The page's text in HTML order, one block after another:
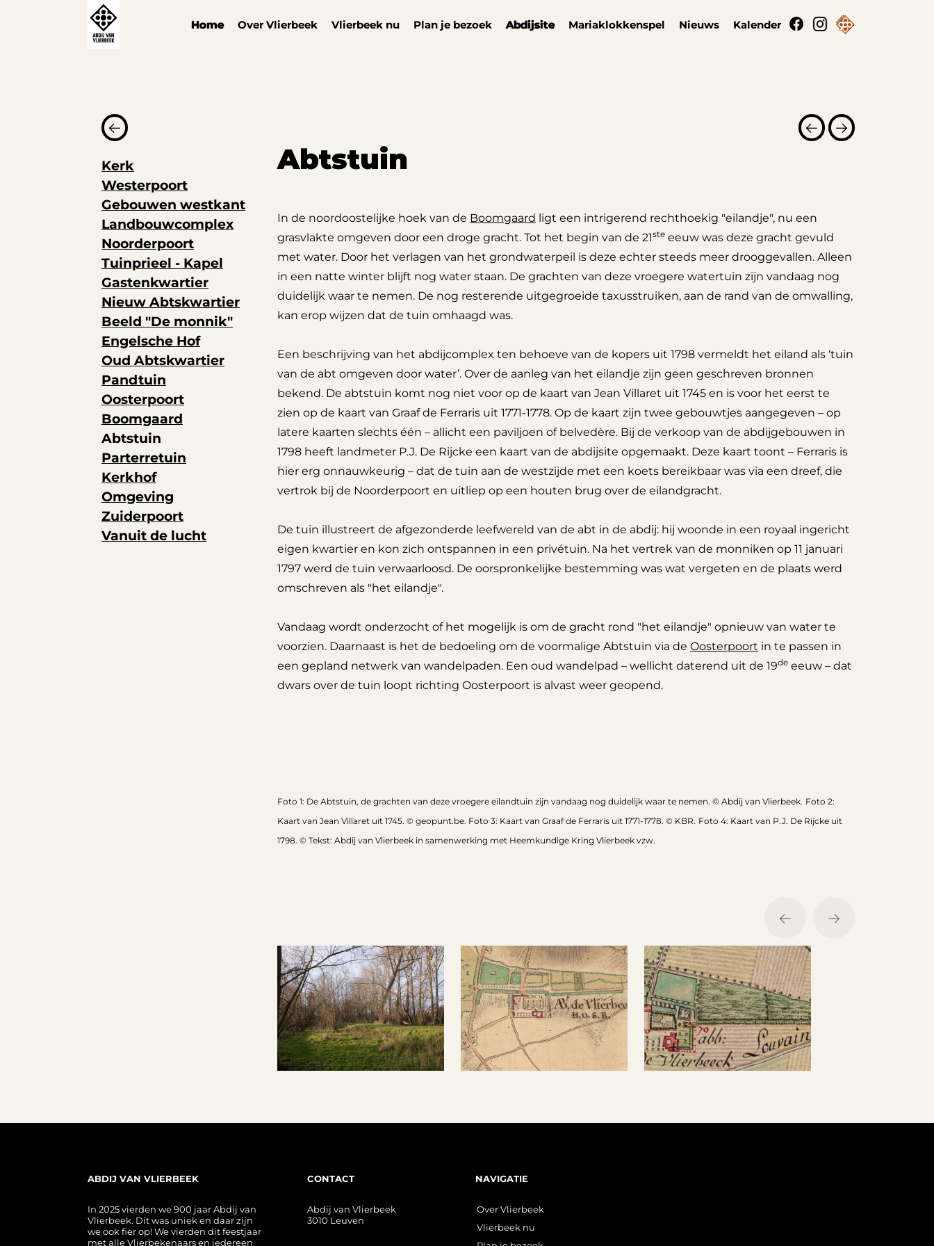
Home Over Vlierbeek Vlierbeek nu Plan je bezoek Abdijsite Mariaklokkenspel Nieuws Kalender
Kerk
Westerpoort
Gebouwen westkant
Landbouwcomplex
Noorderpoort
Tuinprieel - Kapel
Gastenkwartier
Nieuw Abtskwartier
Beeld "De monnik"
Engelsche Hof
Oud Abtskwartier
Pandtuin
Oosterpoort
Boomgaard
Abtstuin
Parterretuin
Kerkhof
Omgeving
Zuiderpoort
Vanuit de lucht
Abtstuin
In de noordoostelijke hoek van de Boomgaard ligt een intrigerend rechthoekig "eilandje", nu een
grasvlakte omgeven door een droge gracht. Tot het begin van de 21ste eeuw was deze gracht gevuld
met water. Door het verlagen van het grondwaterpeil is deze echter steeds meer drooggevallen. Alleen
in een natte winter blijft nog water staan. De grachten van deze vroegere watertuin zijn vandaag nog
duidelijk waar te nemen. De nog resterende uitgegroeide taxusstruiken, aan de rand van de omwalling,
kan erop wijzen dat de tuin omhaagd was.
Een beschrijving van het abdijcomplex ten behoeve van de kopers uit 1798 vermeldt het eiland als ‘tuin
van de abt omgeven door water’. Over de aanleg van het eilandje zijn geen geschreven bronnen
bekend. De abtstuin komt nog niet voor op de kaart van Jean Villaret uit 1745 en is voor het eerst te
zien op de kaart van Graaf de Ferraris uit 1771-1778. Op de kaart zijn twee gebouwtjes aangegeven – op
latere kaarten slechts één – allicht een paviljoen of belvedère. Bij de verkoop van de abdijgebouwen in
1798 heeft landmeter P.J. De Rijcke een kaart van de abdijsite opgemaakt. Deze kaart toont – Ferraris is
hier erg onnauwkeurig – dat de tuin aan de westzijde met een koets bereikbaar was via een dreef, die
vertrok bij de Noorderpoort en uitliep op een houten brug over de eilandgracht.
De tuin illustreert de afgezonderde leefwereld van de abt in de abdij: hij woonde in een royaal ingericht
eigen kwartier en kon zich ontspannen in een privétuin. Na het vertrek van de monniken op 11 januari
1797 werd de tuin verwaarloosd. De oorspronkelijke bestemming was wat vergeten en de plaats werd
omschreven als "het eilandje".
Vandaag wordt onderzocht of het mogelijk is om de gracht rond "het eilandje" opnieuw van water te
voorzien. Daarnaast is het de bedoeling om de voormalige Abtstuin via de Oosterpoort in te passen in
een gepland netwerk van wandelpaden. Een oud wandelpad – wellicht daterend uit de 19de eeuw – dat
dwars over de tuin loopt richting Oosterpoort is alvast weer geopend.
Foto 1: De Abtstuin, de grachten van deze vroegere eilandtuin zijn vandaag nog duidelijk waar te nemen. © Abdij van Vlierbeek. Foto 2:
Kaart van Jean Villaret uit 1745. © geopunt.be. Foto 3: Kaart van Graaf de Ferraris uit 1771-1778. © KBR. Foto 4: Kaart van P.J. De Rijcke uit
1798. © Tekst: Abdij van Vlierbeek in samenwerking met Heemkundige Kring Vlierbeek vzw.
ABDIJ VAN VLIERBEEK
In 2025 vierden we 900 jaar Abdij van
Vlierbeek. Dit was uniek en daar zijn
we ook fier op! We vierden dit feestjaar
met alle Vlierbekenaars en iedereen
CONTACT
Abdij van Vlierbeek
3010 Leuven
NAVIGATIE
Over Vlierbeek
Vlierbeek nu
Cookies beheer paneel